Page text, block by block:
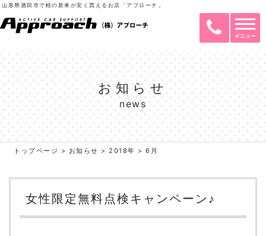
山形県酒田市で軽の新車が安く買えるお店「アプローチ」
お知らせ
news
トップページ > お知らせ >2018年 >6月
女性限定無料点検キャンペーン♪